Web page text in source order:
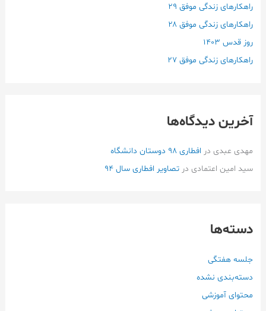
ی
راهکارهای زندگی موفق ۲۹
راهکارهای زندگی موفق ۲۸
روز قدس ۱۴۰3
راهکارهای زندگی موفق ۲۷
آخرین دیدگاه‌ها
مهدی عبدی در افطاری ۹۸ دوستان دانشگاه
سید امین اعتمادی درتصاویر افطاری سال 94
دسته‌ها
جلسه هفتگی
دسته‌بندی نشده
محتوای آموزشی